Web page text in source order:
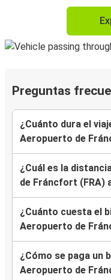
Preguntas
¿Cuánto dura el
Aeropuerto de
¿Cuál es la
de Fráncfort (FRA)
¿Cuánto cuesta el
Aeropuerto de
¿Cómo se paga un
Aeropuerto de